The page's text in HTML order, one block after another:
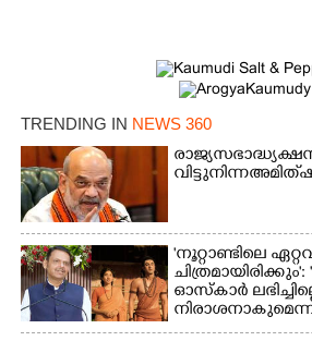
TRENDING IN NEWS 360
വിട്ടുനിന്ന അമിത്
'നൂറ്റാണ്ടിലെ
ഓസ്കാ‌ർ
നിരാശനാകുമെന്ന്
ഫഡ്നാവിസ്
Share this link